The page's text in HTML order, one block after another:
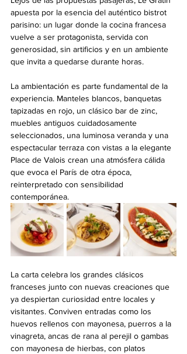
apuesta por la esencia del auténtico bistrot
parisino: un lugar donde la cocina francesa
vuelve a ser protagonista, servida con
generosidad, sin artificios y en un ambiente
que invita a quedarse durante horas.
La ambientación es parte fundamental de la
experiencia. Manteles blancos, banquetas
tapizadas en rojo, un clásico bar de zinc,
muebles antiguos cuidadosamente
seleccionados, una luminosa veranda y una
espectacular terraza con vistas a la elegante
Place de Valois crean una atmósfera cálida
que evoca el París de otra época,
reinterpretado con sensibilidad
contemporánea.
La carta celebra los grandes clásicos
franceses junto con nuevas creaciones que
ya despiertan curiosidad entre locales y
visitantes. Conviven entradas como los
huevos rellenos con mayonesa, puerros a la
vinagreta, ancas de rana al perejil o gambas
con mayonesa de hierbas, con platos